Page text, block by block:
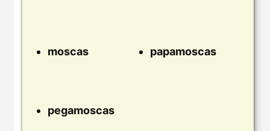
moscas papamoscas
pegamoscas